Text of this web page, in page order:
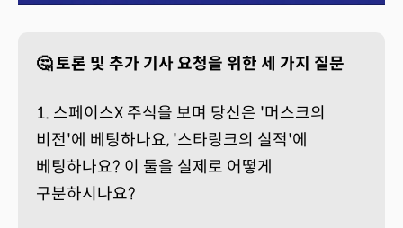
🤔 토론 및 추가 기사 요청을 위한 세 가지 질문
1. 스페이스X 주식을 보며 당신은 '머스크의
비전'에 베팅하나요, '스타링크의 실적'에
베팅하나요? 이 둘을 실제로 어떻게
구분하시나요?